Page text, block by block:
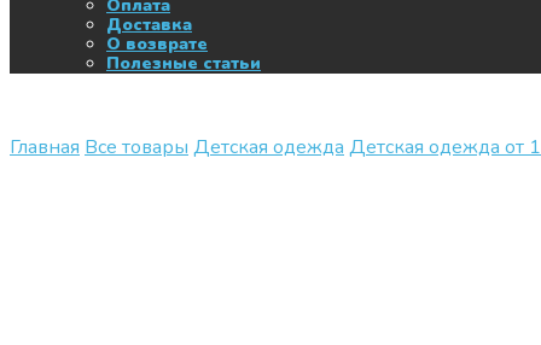
Оплата
Доставка
О возврате
Полезные статьи
Главная Все товары Детская одежда Детская одежда от